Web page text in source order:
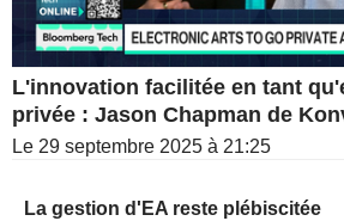
L'innovation facilitée en tant
privée : Jason Chapman de
Le 29 septembre 2025 à 21:25
La gestion d'EA reste plébiscitée